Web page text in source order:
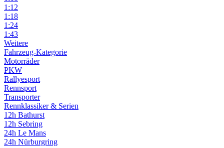
1:12
1:18
1:24
1:43
Weitere
Fahrzeug-Kategorie
Motorräder
PKW
Rallyesport
Rennsport
Transporter
Rennklassiker & Serien
12h Bathurst
12h Sebring
24h Le Mans
24h Nürburgring